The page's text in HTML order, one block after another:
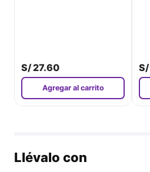
S/27.60
Agregar al carrito
S/
Llévalo con